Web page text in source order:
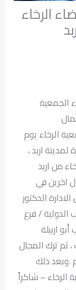
الرخاء
الجمعية
الرخاء يوم
/ 11 / 2019م زيارة لمدينة اربد ،
من اربد
اخرين في
الدكتور
الدولية / فرع
اربيلة
ثم ترك المجال
.وبعد ذلك
– شاكراً